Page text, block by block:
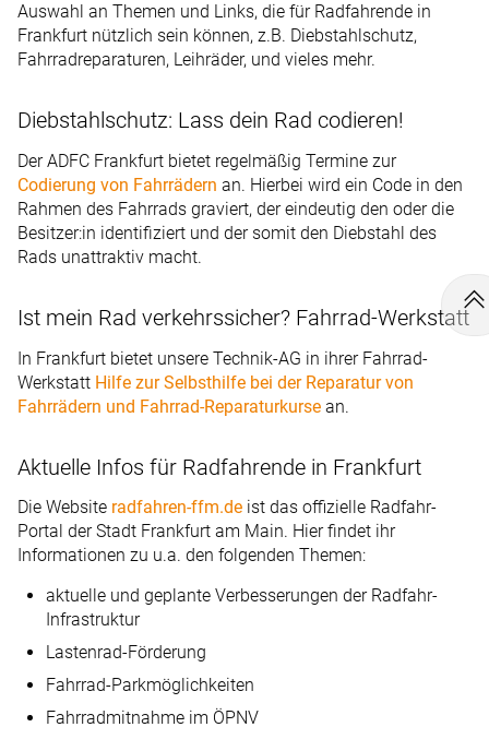
Auswahl an Themen und Links, die für Radfahrende in
Frankfurt nützlich sein können, z.B. Diebstahlschutz,
Fahrradreparaturen, Leihräder, und vieles mehr.
Diebstahlschutz: Lass dein Rad codieren!
Der ADFC Frankfurt bietet regelmäßig Termine zur
Codierung von Fahrrädern an. Hierbei wird ein Code in den
Rahmen des Fahrrads graviert, der eindeutig den oder die
Besitzer:in identifiziert und der somit den Diebstahl des
Rads unattraktiv macht.
Ist mein Rad verkehrssicher? Fahrrad-Werkstatt
In Frankfurt bietet unsere Technik-AG in ihrer Fahrrad-
Werkstatt Hilfe zur Selbsthilfe bei der Reparatur von
Fahrrädern und Fahrrad-Reparaturkurse an.
Aktuelle Infos für Radfahrende in Frankfurt
Die Website radfahren-ffm.de ist das offizielle Radfahr-
Portal der Stadt Frankfurt am Main. Hier findet ihr
Informationen zu u.a. den folgenden Themen:
aktuelle und geplante Verbesserungen der Radfahr-
Infrastruktur
Lastenrad-Förderung
Fahrrad-Parkmöglichkeiten
Fahrradmitnahme im ÖPNV